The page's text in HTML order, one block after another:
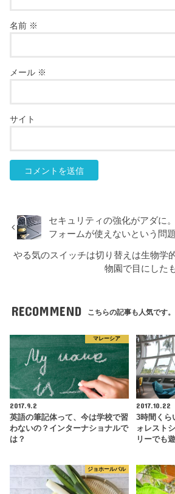
名前 ※
メール ※
サイト
セキュリティの強化がアダに
フォームが使えないという問
やる気のスイッチは切り替えは生物学
物園で目にした
RECOMMEND こちらの記事も人気です。
マレーシア
2017.9.2
英語の筆記体って、今は学校で習
わないの？インターナショナルで
は？
2017.10.22
3時間くら
ォレスト
リーでも
ジョホールバル